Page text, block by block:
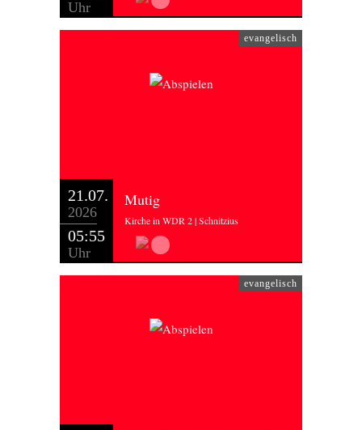
Uhr
evangelisch
21.07.
2026
05:55
Uhr
Mutig
Kirche in WDR 2 | Schnitzius
evangelisch